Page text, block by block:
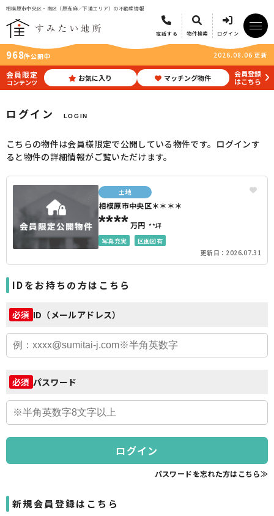
相模原市中央区・南区（原当麻／下溝エリア）の不動産情報
電話する 物件検索 ログイン
968件公開中 2026.08.06 更新
会員限定
コンテンツ お気に入り マッチング物件
会員登録
はこちら
ログイン LOGIN
こちらの物件は会員様限定で公開している物件です。ログインす
ると物件の詳細情報がご覧いただけます。
土地
相模原市中央区＊＊＊＊
****万円 **坪
写真充実
区画図有
更新日：2026.07.31
IDをお持ちの方はこちら
必須 ID（メールアドレス）
必須 パスワード
ログイン
パスワードを忘れた方はこちら≫
新規会員登録はこちら